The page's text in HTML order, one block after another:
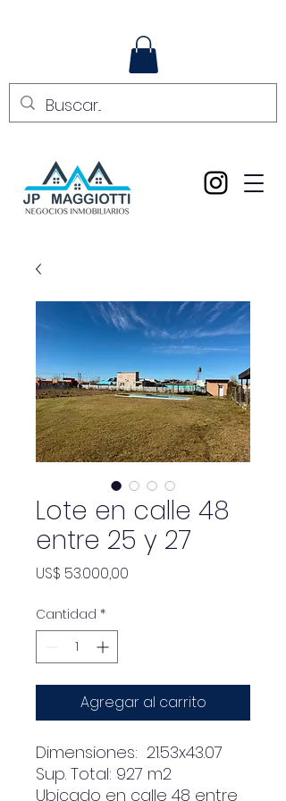
Lote en calle 48
entre 25 y 27
US$ 53.000,00
Cantidad *
Agregar al carrito
Dimensiones: 21.53x43.07
Sup. Total: 927 m2
Ubicado en calle 48 entre